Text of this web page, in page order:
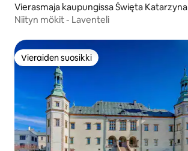
Vierasmaja kaupungissa Święta Katarzyna
Niityn mökit - Laventeli
Vieraiden suosikki
Vieraiden suosikki